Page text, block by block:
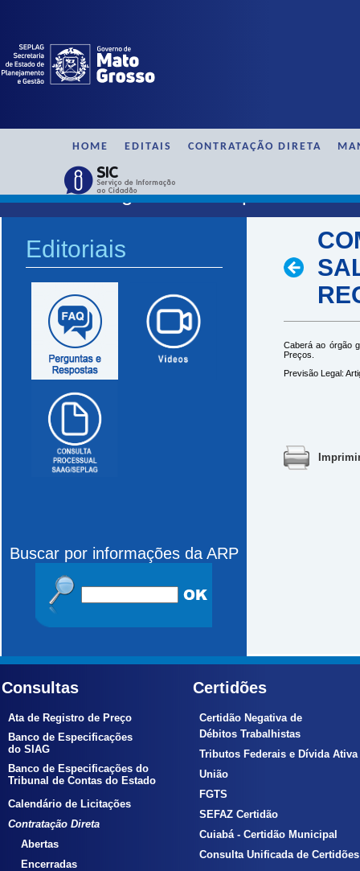
HOME EDITAIS CONTRATAÇÃO DIRETA
SAAG / Perguntas e Respostas
Editoriais
Buscar por informações da ARP
Caberá ao órgão
Preços.
Previsão Legal:
Consultas
Ata de Registro de Preço
Banco de Especificações
do SIAG
Banco de Especificações do
Tribunal de Contas do Estado
Calendário de Licitações
Contratação Direta
Abertas
Encerradas
Certidões
Certidão Negativa de
Débitos Trabalhistas
Tributos Federais e Dívida Ativa
União
FGTS
SEFAZ Certidão
Cuiabá - Certidão Municipal
Consulta Unificada de Certidões